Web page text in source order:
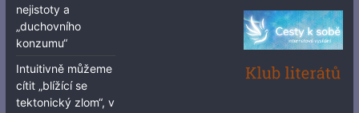
nejistoty a
„duchovního
konzumu“
Intuitivně můžeme
cítit „blížící se
tektonický zlom“, v